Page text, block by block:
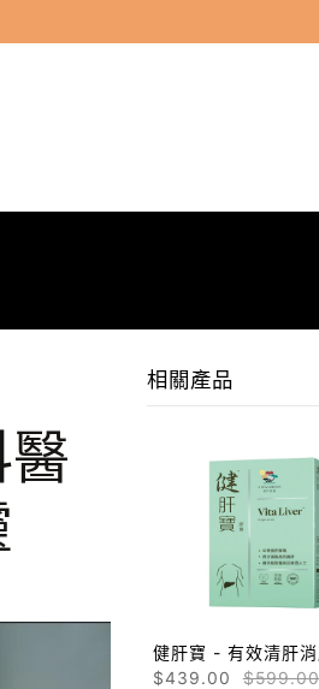
相關產品
健肝寶 - 有效清肝
$439.00
$599.00